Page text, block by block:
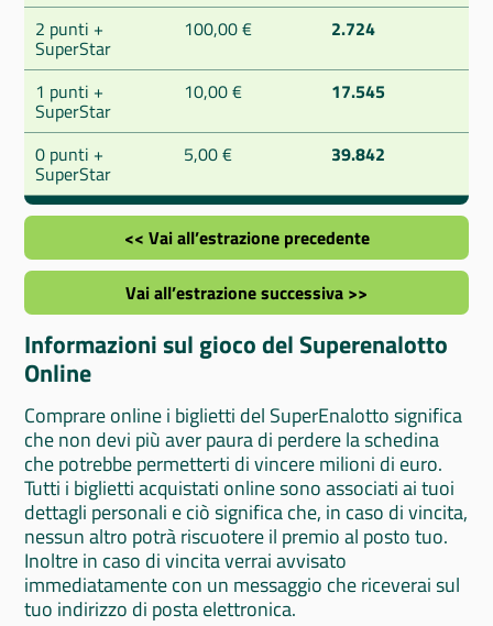
2 punti +
SuperStar
100,00 € 2.724
1 punti +
SuperStar
10,00 € 17.545
0 punti +
SuperStar
5,00 € 39.842
<< Vai all’estrazione precedente
Vai all’estrazione successiva >>
Informazioni sul gioco del Superenalotto
Online
Comprare online i biglietti del SuperEnalotto significa
che non devi più aver paura di perdere la schedina
che potrebbe permetterti di vincere milioni di euro.
Tutti i biglietti acquistati online sono associati ai tuoi
dettagli personali e ciò significa che, in caso di vincita,
nessun altro potrà riscuotere il premio al posto tuo.
Inoltre in caso di vincita verrai avvisato
immediatamente con un messaggio che riceverai sul
tuo indirizzo di posta elettronica.